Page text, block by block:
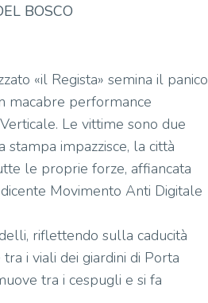
BOSCO
«il Regista» semina il panico
macabre performance
Le vittime sono due
impazzisce, la città
le proprie forze, affiancata
Movimento Anti Digitale
riflettendo sulla caducità
i viali dei giardini di Porta
tra i cespugli e si fa